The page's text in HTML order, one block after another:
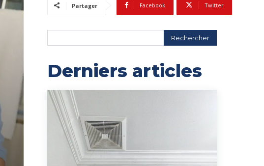
Partager Facebook Twitter
Rechercher
Derniers articles